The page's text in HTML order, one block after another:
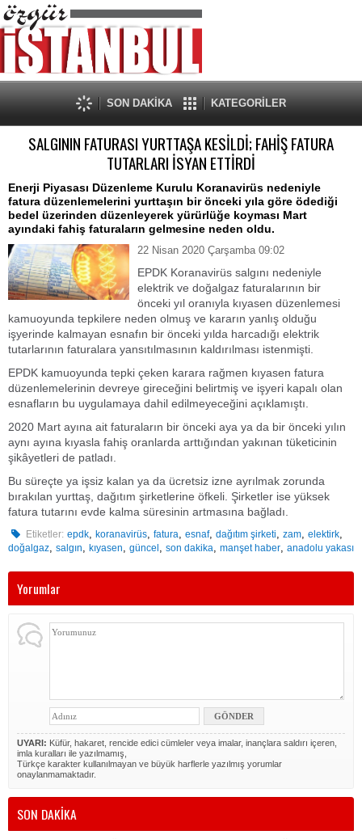
SON DAKİKA KATEGORİLER
SALGININ FATURASI YURTTAŞA KESİLDİ; FAHİŞ FATURA
TUTARLARI İSYAN ETTİRDİ
Enerji Piyasası Düzenleme Kurulu Koranavirüs nedeniyle
fatura düzenlemelerini yurttaşın bir önceki yıla göre ödediği
bedel üzerinden düzenleyerek yürürlüğe koyması Mart
ayındaki fahiş faturaların gelmesine neden oldu.
22 Nisan 2020 Çarşamba 09:02
EPDK Koranavirüs salgını nedeniyle
elektrik ve doğalgaz faturalarının bir
önceki yıl oranıyla kıyasen düzenlemesi
kamuoyunda tepkilere neden olmuş ve kararın yanlış olduğu
işyerinde kalmayan esnafın bir önceki yılda harcadığı elektrik
tutarlarının faturalara yansıtılmasının kaldırılması istenmişti.
EPDK kamuoyunda tepki çeken karara rağmen kıyasen fatura
düzenlemelerinin devreye gireceğini belirtmiş ve işyeri kapalı olan
esnafların bu uygulamaya dahil edilmeyeceğini açıklamıştı.
2020 Mart ayına ait faturaların bir önceki aya ya da bir önceki yılın
aynı ayına kıyasla fahiş oranlarda arttığından yakınan tüketicinin
şikâyetleri de patladı.
Bu süreçte ya işsiz kalan ya da ücretsiz izne ayrılmak zorunda
bırakılan yurttaş, dağıtım şirketlerine öfkeli. Şirketler ise yüksek
fatura tutarını evde kalma süresinin artmasına bağladı.
Etiketler: epdk,koranavirüs,fatura,esnaf,dağıtım şirketi,zam,elektirk,
doğalgaz, salgın, kıyasen, güncel , son dakika, manşet haber, anadolu yakası
Yorumlar
UYARI: Küfür, hakaret, rencide edici cümleler veya imalar, inançlara saldırı içeren,
imla kuralları ile yazılmamış,
Türkçe karakter kullanılmayan ve büyük harflerle yazılmış yorumlar
onaylanmamaktadır.
SON DAKİKA